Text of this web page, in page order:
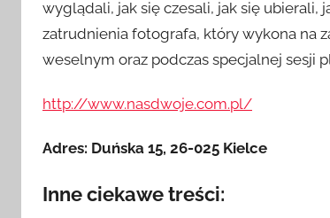
wyglądali, jak się czesali, jak się ubierali,
zatrudnienia fotografa, który wykona na
weselnym oraz podczas specjalnej sesji
http://www.nasdwoje.com.pl/
Adres: Duńska 15, 26-025 Kielce
Inne ciekawe treści: